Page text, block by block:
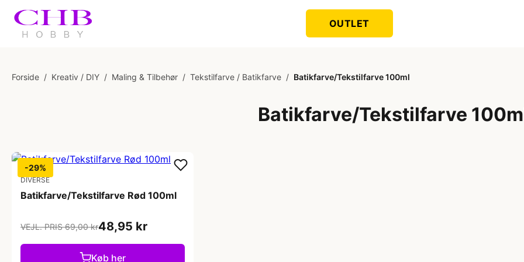
OUTLET
Forside / Kreativ / DIY / Maling & Tilbehør / Tekstilfarve / Batikfarve / Batikfarve/Tekstilfarve 100ml
Batikfarve/Tekstilfarve
-29%
DIVERSE
Batikfarve/Tekstilfarve Rød 100ml
VEJL. PRIS 69,00 kr48,95 kr
Køb her